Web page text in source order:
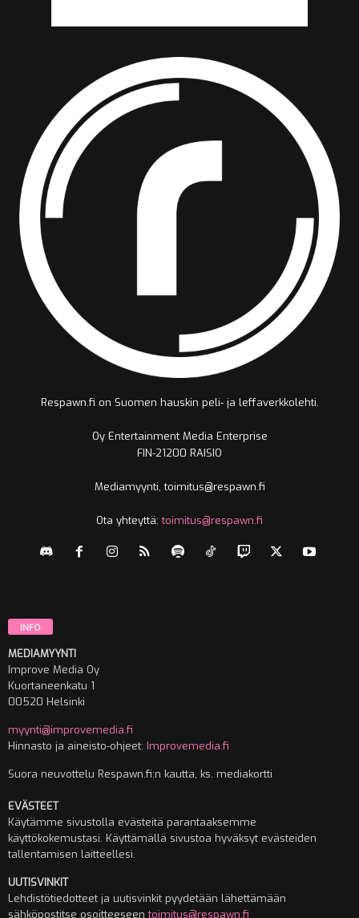
Respawn.fi on Suomen hauskin peli- ja leffaverkkolehti.
Oy Entertainment Media Enterprise
FIN-21200 RAISIO
Mediamyynti, toimitus@respawn.fi
Ota yhteyttä:toimitus@respawn.fi
INFO
MEDIAMYYNTI
Improve Media Oy
Kuortaneenkatu 1
00520 Helsinki
myynti@improvemedia.fi
Hinnasto ja aineisto-ohjeet: Improvemedia.fi
Suora neuvottelu Respawn.fi:n kautta, ks. mediakortti
EVÄSTEET
Käytämme sivustolla evästeitä parantaaksemme
käyttökokemustasi. Käyttämällä sivustoa hyväksyt evästeiden
tallentamisen laitteellesi.
UUTISVINKIT
Lehdistötiedotteet ja uutisvinkit pyydetään lähettämään
sähköpostitse osoitteeseentoimitus@respawn.fi